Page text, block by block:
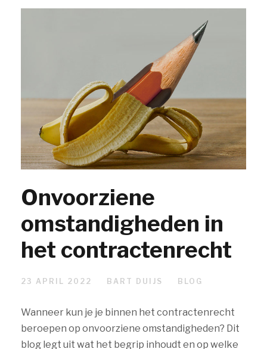
Onvoorziene
omstandigheden in
het contractenrecht
23 APRIL 2022 BART DUIJS BLOG
Wanneer kun je je binnen het contractenrecht
beroepen op onvoorziene omstandigheden? Dit
blog legt uit wat het begrip inhoudt en op welke